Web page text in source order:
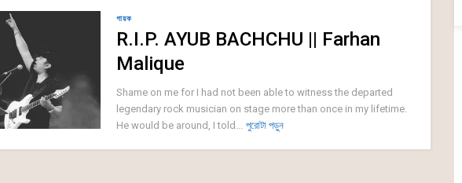
গায়ক
R.I.P. AYUB BACHCHU || Farhan
Malique
Shame on me for I had not been able to witness the departed
legendary rock musician on stage more than once in my lifetime.
He would be around, I told... পুরোটা পড়ুন